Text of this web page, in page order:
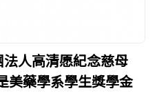
人高清愿紀念慈母
美藥學系學生獎學金